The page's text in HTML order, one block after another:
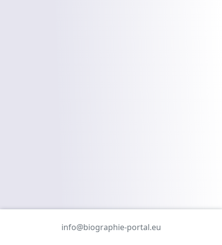
info@biographie-portal.eu